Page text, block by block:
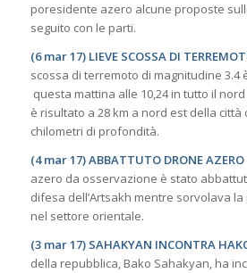
poresidente azero alcune proposte
seguito con le parti.
(6 mar 17) LIEVE SCOSSA DI
scossa di terremoto di magnitudine 3.4
questa mattina alle 10,24 in tutto il nord
è risultato a 28 km a nord est della città
chilometri di profondità.
(4 mar 17) ABBATTUTO DRONE AZERO
azero da osservazione è stato
difesa dell’Artsakh mentre sorvolava
nel settore orientale.
(3 mar 17) SAHAKYAN INCONTRA
della repubblica, Bako Sahakyan, ha